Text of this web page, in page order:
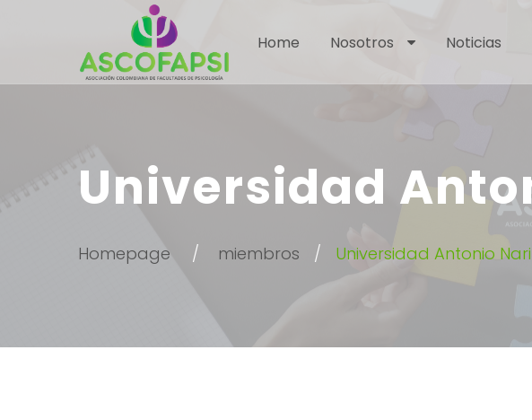
Home Nosotros Noticias
Universidad
Homepage miembros Universidad Antonio